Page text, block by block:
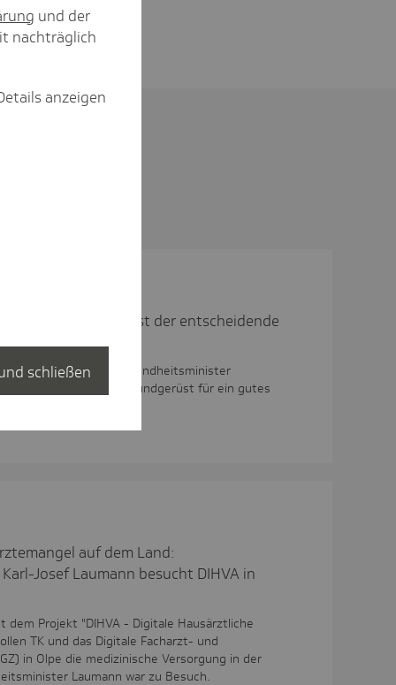
Ersteinschätzung ist der entscheidende
Die Eckpunkte von Gesundheitsminister
TK ein belastbares Grundgerüst für ein gutes
auf dem Land:
Josef Laumann besucht DIHVA in
dem Projekt "DIHVA - Digitale Hausärztliche
TK und das Digitale Facharzt- und
in Olpe die medizinische Versorgung in der
Laumann war zu Besuch.
und der
nachträglich
anzeigen
schließen